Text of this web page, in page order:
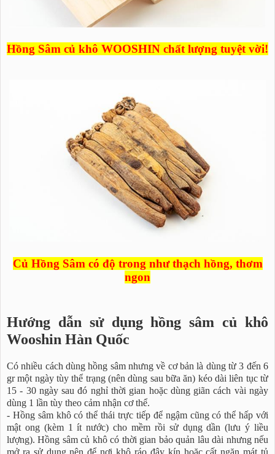
Hồng Sâm củ khô WOOSHIN chất lượng tuyệt vời!
Củ Hồng Sâm có độ trong như thạch hồng, thơm
ngon
Hướng dẫn sử dụng hồng sâm củ khô
Wooshin Hàn Quốc
Có nhiều cách dùng hồng sâm nhưng về cơ bản là dùng từ 3 đến 6
gr một ngày tùy thể trạng (nên dùng sau bữa ăn) kéo dài liên tục từ
15 - 30 ngày sau đó nghỉ thời gian hoặc dùng giãn cách vài ngày
dùng 1 lần tùy theo cảm nhận cơ thể.
- Hồng sâm khô có thể thái trực tiếp để ngậm cũng có thể hấp với
mật ong (kèm 1 ít nước) cho mềm rồi sử dụng dần (lưu ý liều
lượng). Hồng sâm củ khô có thời gian bảo quản lâu dài nhưng nếu